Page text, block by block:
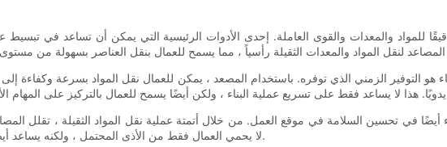
للمواد والمعدات والقوى العاملة. إحدى الأدوات الرئيسية التي يمكن أن تساعد في تبسيط
هو التوفير الزمني الذي توفره. باستخدام المصعد ، يمكن للعمال نقل المواد بسرعة وكفاءة
أيضًا في تحسين السلامة في موقع العمل. من خلال أتمتة عملية نقل المواد الثقيلة ، تقلل
لا يحمي العمال فقط من الأذى المحتمل ، ولكنه يساعد أيضًا على تقليل مخاطر الحوادث والتأخير في موقع العمل.